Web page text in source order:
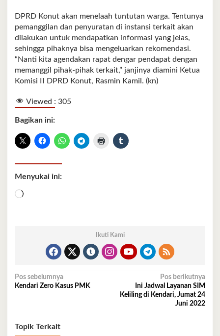
DPRD Konut akan menelaah tuntutan warga. Tentunya
pemanggilan dan penyuratan di instansi terkait akan
dilakukan untuk mendapatkan informasi yang jelas,
sehingga pihaknya bisa mengeluarkan rekomendasi.
“Nanti kita agendakan rapat dengar pendapat dengan
memanggil pihak-pihak terkait,” janjinya diamini Ketua
Komisi II DPRD Konut, Rasmin Kamil. (kn)
Viewed : 305
Bagikan ini:
Menyukai ini:
Memuat...
Ikuti Kami
Navigasi
Pos sebelumnya
Kendari Zero Kasus PMK
Pos berikutnya
Ini Jadwal Layanan SIM
Keliling di Kendari, Jumat 24
Juni 2022
Topik Terkait